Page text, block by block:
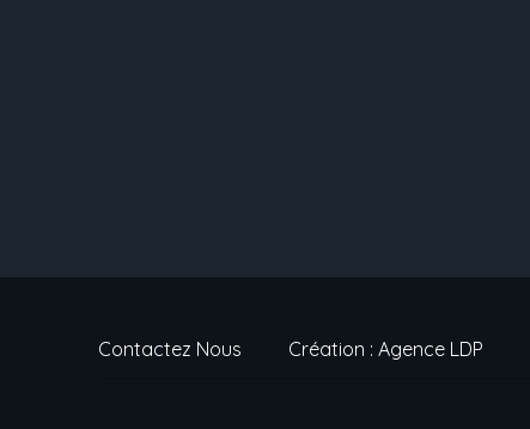
Contactez Nous Création : Agence LDP